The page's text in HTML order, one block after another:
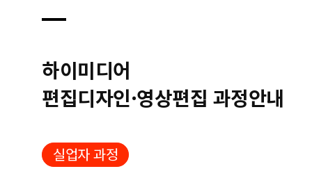
하이미디어
편집디자인·영상편집 과정안내
실업자 과정